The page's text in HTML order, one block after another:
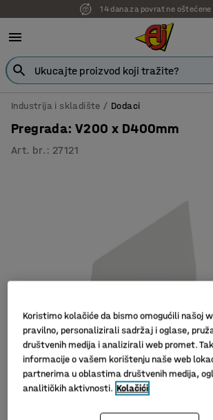
14 dana za povrat ne oštećene
Industrija i skladište Dodaci
Pregrada: V200 x D400mm
Art. br. : 27121
Koristimo kolačiće da bismo omogućili našoj
pravilno, personalizirali sadržaj i oglase,
društvenih medija i analizirali web promet.
informacije o vašem korištenju naše web
partnerima u oblastima društvenih medija,
analitičkih aktivnosti. Kolačići